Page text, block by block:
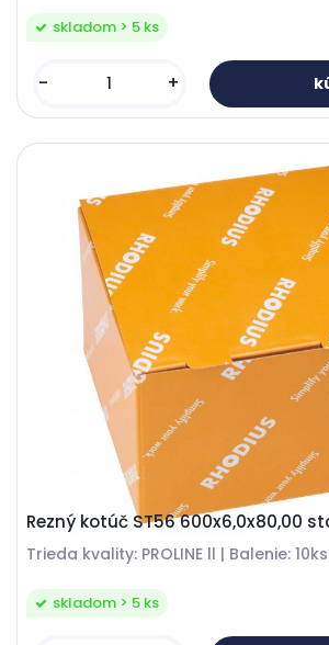
skladom > 5 ks
- +
Rezný kotúč ST56 600x6,0x80,00
Trieda kvality: PROLINE ll | Balenie: 10ks
skladom > 5 ks